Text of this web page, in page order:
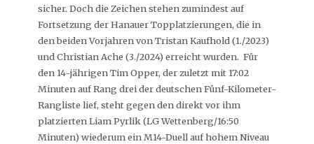
sicher. Doch die Zeichen stehen zumindest auf
Fortsetzung der Hanauer Topplatzierungen, die in
den beiden Vorjahren von Tristan Kaufhold (1./2023)
und Christian Ache (3./2024) erreicht wurden. Für
den 14-jährigen Tim Opper, der zuletzt mit 17:02
Minuten auf Rang drei der deutschen Fünf-Kilometer-
Rangliste lief, steht gegen den direkt vor ihm
platzierten Liam Pyrlik (LG Wettenberg/16:50
Minuten) wiederum ein M14-Duell auf hohem Niveau